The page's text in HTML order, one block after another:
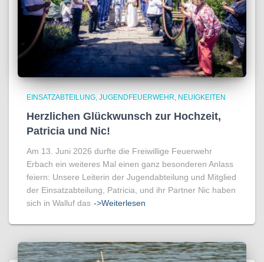
EINSATZABTEILUNG JUGENDFEUERWEHR NEUIGKEITEN
Herzlichen Glückwunsch zur Hochzeit,
Patricia und Nic!
Am 13. Juni 2026 durfte die Freiwillige Feuerwehr
Erbach ein weiteres Mal einen ganz besonderen Anlass
feiern: Unsere Leiterin der Jugendabteilung und Mitglied
der Einsatzabteilung, Patricia, und ihr Partner Nic haben
sich in Walluf das ->Weiterlesen